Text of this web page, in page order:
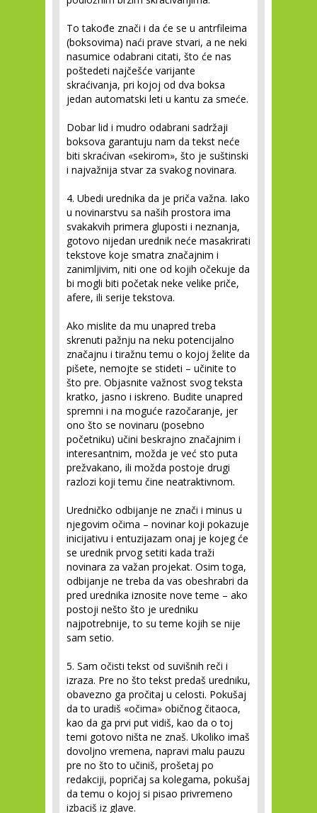
To takođe znači i da će se u antrfileima
(boksovima) naći prave stvari, a ne neki
nasumice odabrani citati, što će nas
poštedeti najčešće varijante
skraćivanja, pri kojoj od dva boksa
jedan automatski leti u kantu za smeće.
Dobar lid i mudro odabrani sadržaji
boksova garantuju nam da tekst neće
biti skraćivan «sekirom», što je suštinski
i najvažnija stvar za svakog novinara.
4. Ubedi urednika da je priča važna. Iako
u novinarstvu sa naših prostora ima
svakakvih primera gluposti i neznanja,
gotovo nijedan urednik neće masakrirati
tekstove koje smatra značajnim i
zanimljivim, niti one od kojih očekuje da
bi mogli biti početak neke velike priče,
afere, ili serije tekstova.
Ako mislite da mu unapred treba
skrenuti pažnju na neku potencijalno
značajnu i tiražnu temu o kojoj želite da
pišete, nemojte se stideti – učinite to
što pre. Objasnite važnost svog teksta
kratko, jasno i iskreno. Budite unapred
spremni i na moguće razočaranje, jer
ono što se novinaru (posebno
početniku) učini beskrajno značajnim i
interesantnim, možda je već sto puta
prežvakano, ili možda postoje drugi
razlozi koji temu čine neatraktivnom.
Uredničko odbijanje ne znači i minus u
njegovim očima – novinar koji pokazuje
inicijativu i entuzijazam onaj je kojeg će
se urednik prvog setiti kada traži
novinara za važan projekat. Osim toga,
odbijanje ne treba da vas obeshrabri da
pred urednika iznosite nove teme – ako
postoji nešto što je uredniku
najpotrebnije, to su teme kojih se nije
sam setio.
5. Sam očisti tekst od suvišnih reči i
izraza. Pre no što tekst predaš uredniku,
obavezno ga pročitaj u celosti. Pokušaj
da to uradiš «očima» običnog čitaoca,
kao da ga prvi put vidiš, kao da o toj
temi gotovo ništa ne znaš. Ukoliko imaš
dovoljno vremena, napravi malu pauzu
pre no što to učiniš, prošetaj po
redakciji, popričaj sa kolegama, pokušaj
da temu o kojoj si pisao privremeno
izbaciš iz glave.